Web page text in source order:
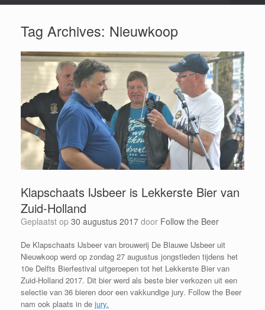
Tag Archives: Nieuwkoop
Klapschaats IJsbeer is Lekkerste Bier van
Zuid-Holland
Geplaatst op 30 augustus 2017 door Follow the Beer
De Klapschaats IJsbeer van brouwerij De Blauwe IJsbeer uit
Nieuwkoop werd op zondag 27 augustus jongstleden tijdens het
10e Delfts Bierfestival uitgeroepen tot het Lekkerste Bier van
Zuid-Holland 2017. Dit bier werd als beste bier verkozen uit een
selectie van 36 bieren door een vakkundige jury. Follow the Beer
nam ook plaats in de jury.